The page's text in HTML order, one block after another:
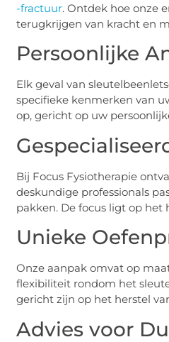
-fractuur. Ontdek hoe onze
terugkrijgen van kracht en
Persoonlijke
Elk geval van
specifieke kenmerken van
op, gericht op uw
Bij Focus Fysiotherapie
deskundige professionals
pakken. De focus ligt op
Unieke
Onze aanpak omvat op
flexibiliteit rondom het
gericht zijn op het herstel
Advies voor